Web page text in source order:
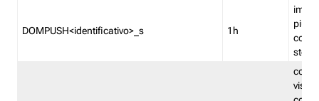
DOMPUSH<identificativo>_s 1h
più